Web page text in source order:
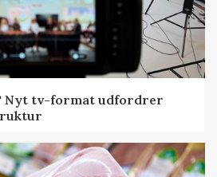
Nyt tv-format udfordrer